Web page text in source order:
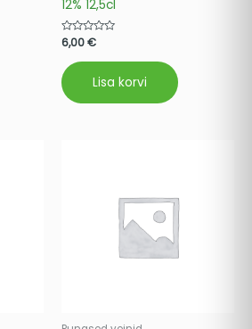
12% 12,5cl
Hinnanguga
5
6,00€
Lisa korvi